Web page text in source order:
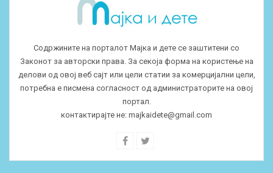
Содржините на порталот Мајка и дете се заштитени со
Законот за авторски права. За секоја форма на користење на
делови од овој веб сајт или цели статии за комерцијални цели,
потребна е писмена согласност од администраторите на овој
портал.
контактирајте не: majkaidete@gmail.com